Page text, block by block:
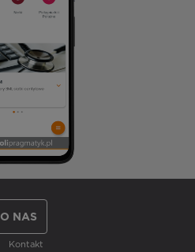
O NAS
Kontakt